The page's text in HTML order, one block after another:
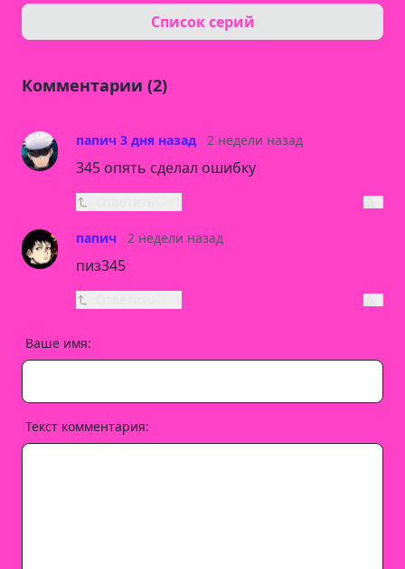
Список серий
Комментарии (2)
папич 3 дня назад 2 недели назад
345 опять сделал ошибку
папич 2 недели назад
пиз345
Ваше имя:
Текст комментария: